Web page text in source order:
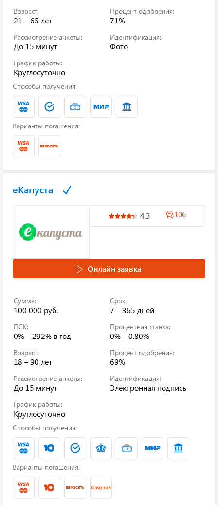
Возраст:
21 – 65 лет
Процент одобрения:
71%
Рассмотрение анкеты:
До 15 минут
Идентификация:
Фото
График работы:
Круглосуточно
Способы получения:
Варианты погашения:
еКапуста
4.3 106
Онлайн заявка
Сумма:
100 000 руб.
Срок:
7 – 365 дней
ПСК:
0% – 292% в год
Процентная ставка:
0% – 0.80%
Возраст:
18 – 90 лет
Процент одобрения:
69%
Рассмотрение анкеты:
До 15 минут
Идентификация:
Электронная подпись
График работы:
Круглосуточно
Способы получения:
Варианты погашения: